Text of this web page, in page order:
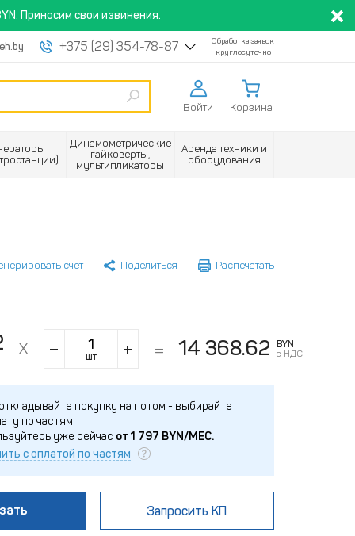
Приносим свои извинения.
+375 (29) 354-78-87
Обработка заявок
круглосуточно
Войти Корзина
Динамометрические
гайковерты,
мультипликаторы
Аренда техники и
оборудования
счет Поделиться Распечатать
шт 14 368.62
BYN
с НДС
покупку на потом - выбирайте
по частям!
уже сейчас от 1 797 BYN/МЕС.
с оплатой по частям
Запросить КП